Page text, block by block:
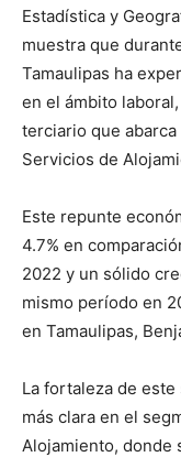
Estadística y
muestra que
Tamaulipas ha
en el ámbito
terciario que
Servicios de
Este repunte
4.7% en
2022 y un sólido
mismo período en
en Tamaulipas,
La fortaleza de
más clara en el
Alojamiento, donde